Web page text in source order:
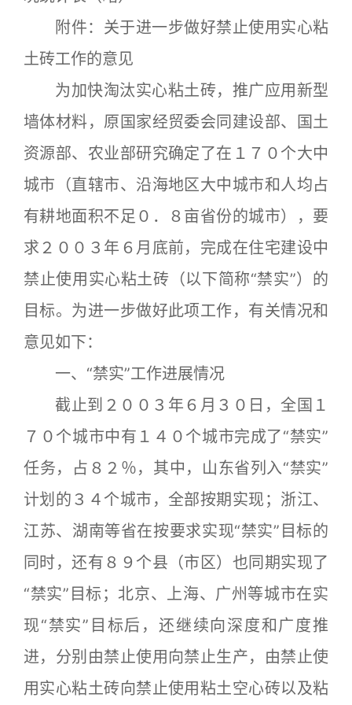
附件：关于进一步做好禁止使用实心粘
土砖工作的意见
为加快淘汰实心粘土砖，推广应用新型
墙体材料，原国家经贸委会同建设部、国土
资源部、农业部研究确定了在１７０个大中
城市（直辖市、沿海地区大中城市和人均占
有耕地面积不足０．８亩省份的城市），要
求２００３年６月底前，完成在住宅建设中
禁止使用实心粘土砖（以下简称“禁实”）的
目标。为进一步做好此项工作，有关情况和
意见如下：
一、“禁实”工作进展情况
截止到２００３年６月３０日，全国１
７０个城市中有１４０个城市完成了“禁实”
任务，占８２％，其中，山东省列入“禁实”
计划的３４个城市，全部按期实现；浙江、
江苏、湖南等省在按要求实现“禁实”目标的
同时，还有８９个县（市区）也同期实现了
“禁实”目标；北京、上海、广州等城市在实
现“禁实”目标后，还继续向深度和广度推
进，分别由禁止使用向禁止生产，由禁止使
用实心粘土砖向禁止使用粘土空心砖以及粘